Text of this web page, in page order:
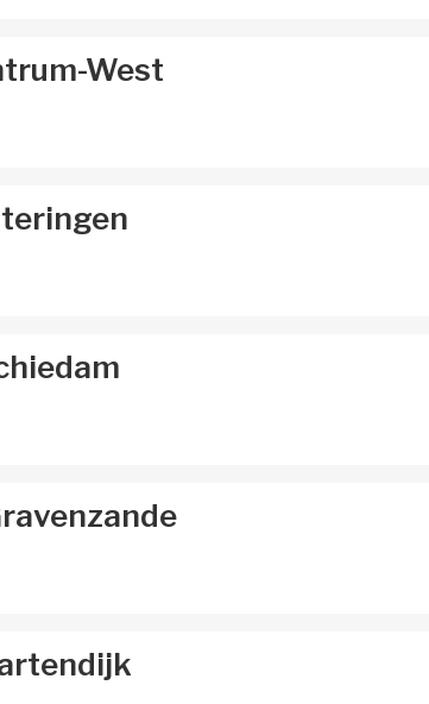
West